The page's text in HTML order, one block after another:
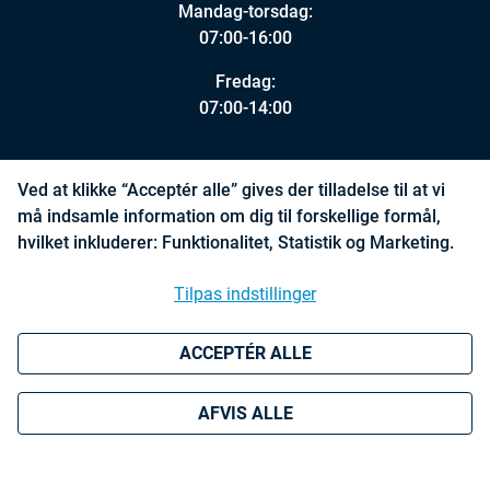
Mandag-torsdag:
07:00-16:00
Fredag:
07:00-14:00
Handelsbetingelser
Persondatapolitik
FacebookLinkedIn
Ved at klikke “Acceptér alle” gives der tilladelse til at vi
må indsamle information om dig til forskellige formål,
hvilket inkluderer: Funktionalitet, Statistik og Marketing.
Tilpas indstillinger
ACCEPTÉR ALLE
AFVIS ALLE